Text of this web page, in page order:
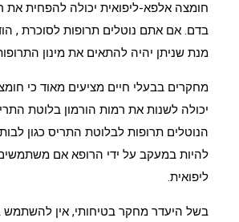
חומצה אלפא-ליפואית יכולה להפחית את
בדם. אם אתם נוטלים תרופות לסוכרת ,
מנת שניתן יהיה להתאים את מינון
מחקרים בבעלי חיים מציעים מאוד כי
יכולה לשנות את רמות הורמון בלוטת
הנוטלים תרופות לבלוטת התריס כגון
להיות במעקב על ידי הרופא אם
ליפואית.
בשל היעדר מחקר בטיחותי, אין להשתמש